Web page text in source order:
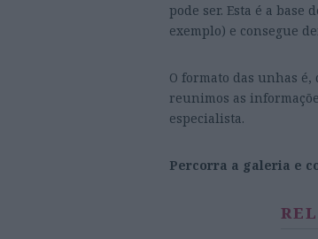
pode ser. Esta é a
exemplo) e consegue
O formato das unhas
reunimos as
especialista.
Percorra a galeria e